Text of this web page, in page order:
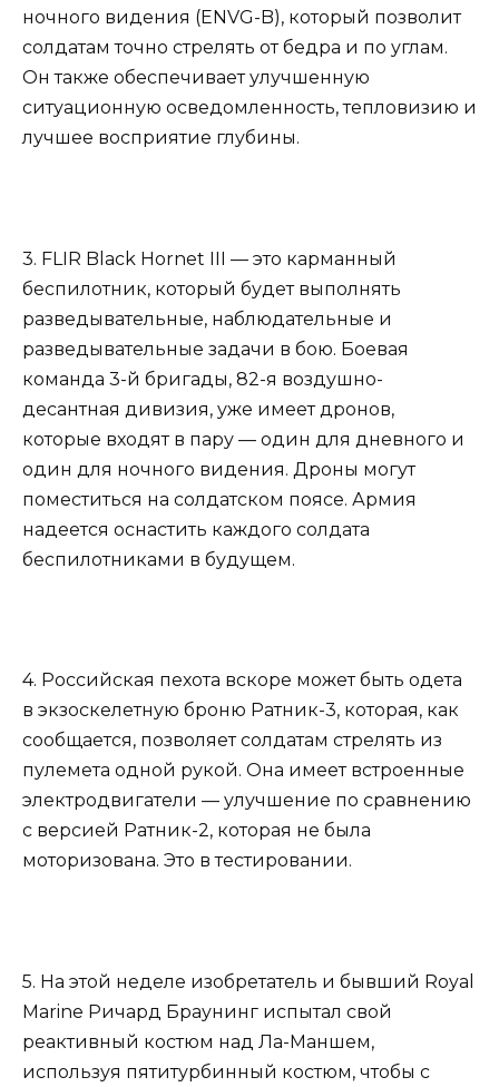
ночного видения (ENVG-B), который позволит
солдатам точно стрелять от бедра и по углам.
Он также обеспечивает улучшенную
ситуационную осведомленность, тепловизию и
лучшее восприятие глубины.
3. FLIR Black Hornet III — это карманный
беспилотник, который будет выполнять
разведывательные, наблюдательные и
разведывательные задачи в бою. Боевая
команда 3-й бригады, 82-я воздушно-
десантная дивизия, уже имеет дронов,
которые входят в пару — один для дневного и
один для ночного видения. Дроны могут
поместиться на солдатском поясе. Армия
надеется оснастить каждого солдата
беспилотниками в будущем.
4. Российская пехота вскоре может быть одета
в экзоскелетную броню Ратник-3, которая, как
сообщается, позволяет солдатам стрелять из
пулемета одной рукой. Она имеет встроенные
электродвигатели — улучшение по сравнению
с версией Ратник-2, которая не была
моторизована. Это в тестировании.
5. На этой неделе изобретатель и бывший Royal
Marine Ричард Браунинг испытал свой
реактивный костюм над Ла-Маншем,
используя пятитурбинный костюм, чтобы с